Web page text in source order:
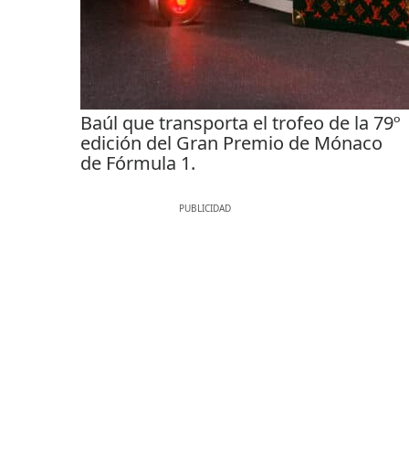
Baúl que transporta el trofeo de la 79º
edición del Gran Premio de Mónaco
de Fórmula 1.